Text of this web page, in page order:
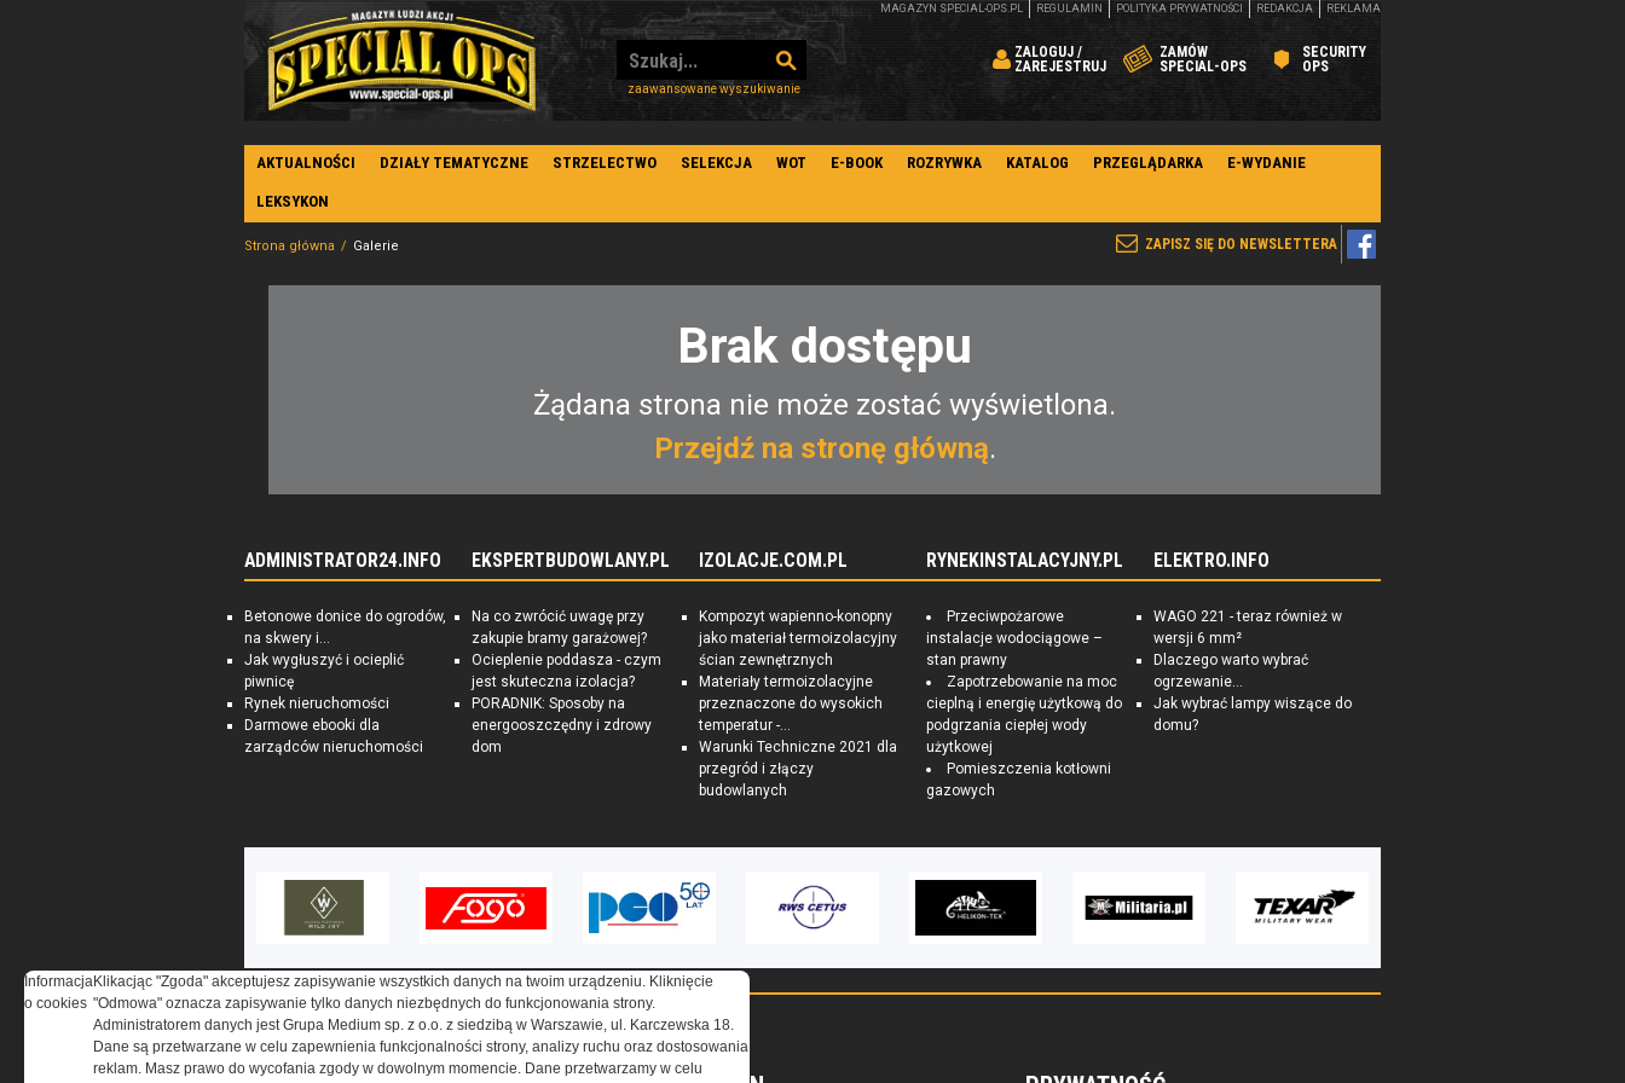
zaawansowane wyszukiwanie
ZALOGUJ /
ZAREJESTRUJ
ZAMÓW
SPECIAL-OPS
SECURITY
OPS
MAGAZYN SPECIAL-OPS.PL REGULAMIN POLITYKA PRYWATNOŚCI REDAKCJA REKLAMA
AKTUALNOŚCI DZIAŁY TEMATYCZNE STRZELECTWO SELEKCJA WOT E-BOOK ROZRYWKA KATALOG PRZEGLĄDARKA E-WYDANIE
LEKSYKON
ZAPISZ SIĘ DO NEWSLETTERA
Strona główna Galerie
Brak dostępu
Żądana strona nie może zostać wyświetlona.
Przejdź na stronę główną.
ADMINISTRATOR24.INFO
Betonowe donice do ogrodów,
na skwery i...
Jak wygłuszyć i ocieplić
piwnicę
Rynek nieruchomości
Darmowe ebooki dla
zarządców nieruchomości
EKSPERTBUDOWLANY.PL
Na co zwrócić uwagę przy
zakupie bramy garażowej?
Ocieplenie poddasza - czym
jest skuteczna izolacja?
PORADNIK: Sposoby na
energooszczędny i zdrowy
dom
IZOLACJE.COM.PL
Kompozyt wapienno-konopny
jako materiał termoizolacyjny
ścian zewnętrznych
Materiały termoizolacyjne
przeznaczone do wysokich
temperatur -...
Warunki Techniczne 2021 dla
przegród i złączy
budowlanych
RYNEKINSTALACYJNY.PL
Przeciwpożarowe
instalacje wodociągowe –
stan prawny
Zapotrzebowanie na moc
cieplną i energię użytkową do
podgrzania ciepłej wody
użytkowej
Pomieszczenia kotłowni
gazowych
ELEKTRO.INFO
WAGO 221 - teraz również w
wersji 6 mm²
Dlaczego warto wybrać
ogrzewanie...
Jak wybrać lampy wiszące do
domu?
Informacja
o cookies
Klikacjąc "Zgoda" akceptujesz zapisywanie wszystkich danych na twoim urządzeniu. Kliknięcie
"Odmowa" oznacza zapisywanie tylko danych niezbędnych do funkcjonowania strony.
Administratorem danych jest Grupa Medium sp. z o.o. z siedzibą w Warszawie, ul. Karczewska 18.
Dane są przetwarzane w celu zapewnienia funkcjonalności strony, analizy ruchu oraz dostosowania
reklam. Masz prawo do wycofania zgody w dowolnym momencie. Dane przetwarzamy w celu